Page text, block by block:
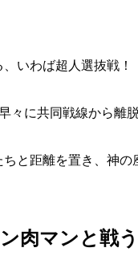
いわば超人選抜戦！
々に共同戦線から離脱
と距離を置き、神の
肉マンと戦